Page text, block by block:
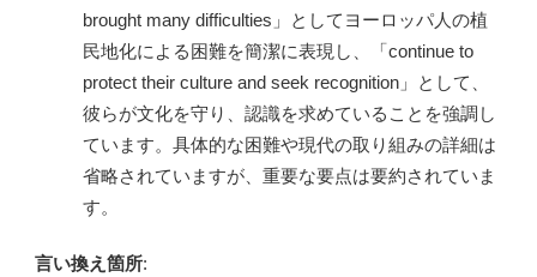
brought many difficulties」としてヨーロッパ人の植
民地化による困難を簡潔に表現し、「continue to
protect their culture and seek recognition」として、
彼らが文化を守り、認識を求めていることを強調し
ています。具体的な困難や現代の取り組みの詳細は
省略されていますが、重要な要点は要約されていま
す。
言い換え箇所: